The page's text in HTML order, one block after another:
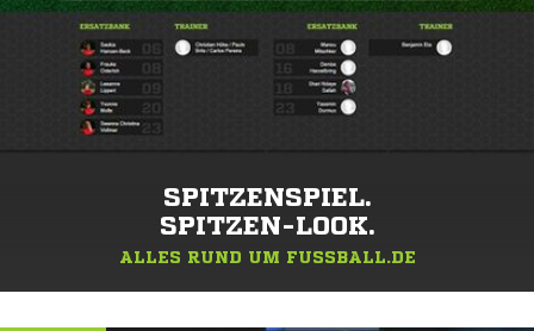
SPITZENSPIEL.
SPITZEN-LOOK.
ALLES RUND UM FUSSBALL.DE